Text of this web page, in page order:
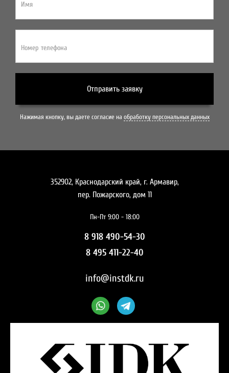
Имя
Номер телефона
Отправить заявку
Нажимая кнопку, вы даете согласие на обработку персональных данных
352902, Краснодарский край, г. Армавир,
пер. Пожарского, дом 11
Пн-Пт 9:00 - 18:00
8 918 490-54-30
8 495 411-22-40
info@instdk.ru